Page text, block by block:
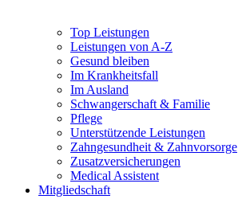
Top Leistungen
Leistungen von A-Z
Gesund bleiben
Im Krankheitsfall
Im Ausland
Schwangerschaft & Familie
Pflege
Unterstützende Leistungen
Zahngesundheit & Zahnvorsorge
Zusatzversicherungen
Medical Assistent
Mitgliedschaft